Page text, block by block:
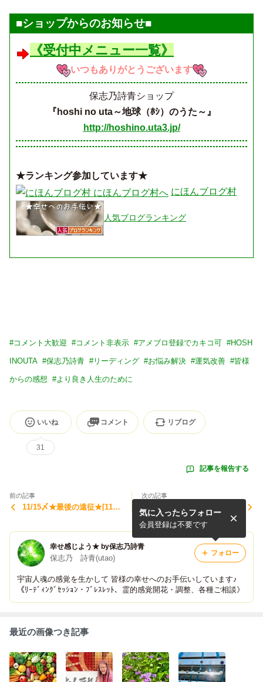
■ショップからのお知らせ■
《受付中メニュー一覧》
いつもありがとうございます
保志乃詩青ショップ
『hoshi no uta～地球（ﾎｼ）のうた～』
http://hoshino.uta3.jp/
★ランキング参加しています★
にほんブログ村
人気ブログランキング
#コメント大歓迎 #コメント非表示 #アメブロ登録でカキコ可 #HOSH
INOUTA #保志乃詩青 #リーディング #お悩み解決 #運気改善 #皆様
からの感想 #より良き人生のために
いいね
31
コメント リブログ
記事を報告する
前の記事
11/15〆★最後の遠征★[11/1
次の記事
感想レビュー【その他②】
(追加あり)
幸せ感じよう★ by保志乃詩青
保志乃 詩青(utao)
宇宙人魂の感覚を生かして 皆様の幸せへのお手伝いしています♪
《ﾘｰﾃﾞｨﾝｸﾞｾｯｼｮﾝ・ﾌﾞﾚｽﾚｯﾄ、霊的感覚開花・調整、各種ご相談》
気に入ったらフォロー
会員登録は不要です
フォロー
最近の画像つき記事